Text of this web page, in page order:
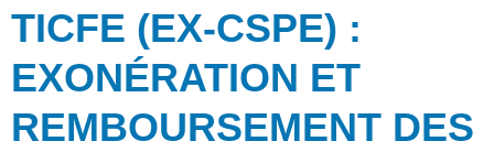
TICFE (EX-CSPE) :
EXONÉRATION ET
REMBOURSEMENT DES